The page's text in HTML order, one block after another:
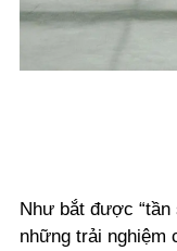
Như bắt được “tần
những trải nghiệm